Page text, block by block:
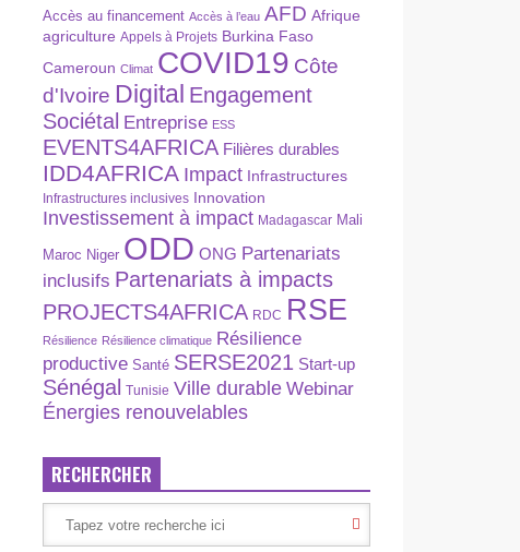
Accès au financement Accès à l’eau AFD Afrique
agriculture Appels à Projets Burkina Faso
Cameroun Climat COVID19 Côte
d'Ivoire Digital Engagement
Sociétal Entreprise ESS
EVENTS4AFRICA Filières durables
IDD4AFRICA Impact Infrastructures
Infrastructures inclusives Innovation
Investissement à impact Madagascar Mali
Maroc Niger ODD ONG Partenariats
inclusifs Partenariats à impacts
PROJECTS4AFRICA RDC RSE
Résilience Résilience climatique Résilience
productive Santé SERSE2021 Start-up
Sénégal Tunisie Ville durable Webinar
Énergies renouvelables
RECHERCHER